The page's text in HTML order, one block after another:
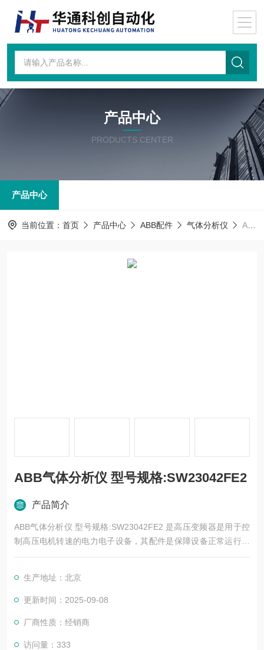
产品中心
PRODUCTS CENTER
产品中心
当前位置： 首页 产品中心 ABB配件 气体分析仪 ABB SW23042FE2ABB气体分析仪 型号规格:SW23042FE2
ABB气体分析仪 型号规格:SW23042FE2
产品简介
ABB气体分析仪 型号规格:SW23042FE2 是高压变频器是用于控
制高压电机转速的电力电子设备，其配件是保障设备正常运行、
实现功能扩展及维护维修的重要组成部分。这些配件种类繁多，
生产地址：北京
更新时间：2025-09-08
厂商性质：经销商
访问量：333